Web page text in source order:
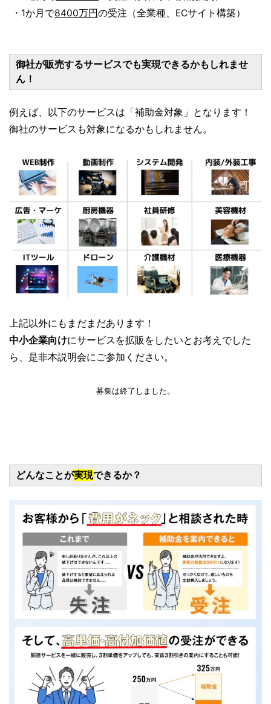
・1か月で8400万円の受注（全業種、ECサイト構築）
御社が販売するサービスでも実現できるかもしれませ
ん！
例えば、以下のサービスは「補助金対象」となります！
御社のサービスも対象になるかもしれません。
上記以外にもまだまだあります！
中小企業向けにサービスを拡販をしたいとお考えでした
ら、是非本説明会にご参加ください。
募集は終了しました。
どんなことが実現できるか？